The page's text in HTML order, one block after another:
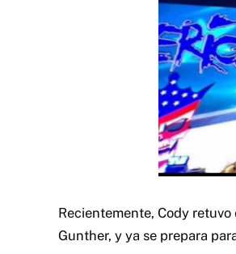
Recientemente, Cody
Gunther, y ya se prepara